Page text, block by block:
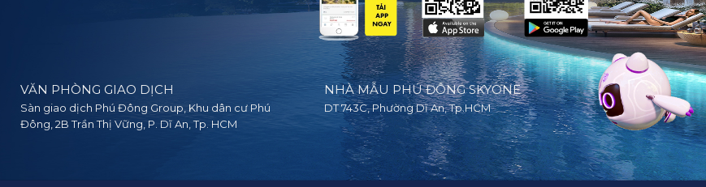
VĂN PHÒNG GIAO DỊCH
Sàn giao dịch Phú Đông Group, Khu dân cư Phú
Đông, 2B Trần Thị Vững, P. Dĩ An, Tp. HCM
NHÀ MẪU PHÚ ĐÔNG SKYONE
DT 743C, Phường Dĩ An, Tp.HCM